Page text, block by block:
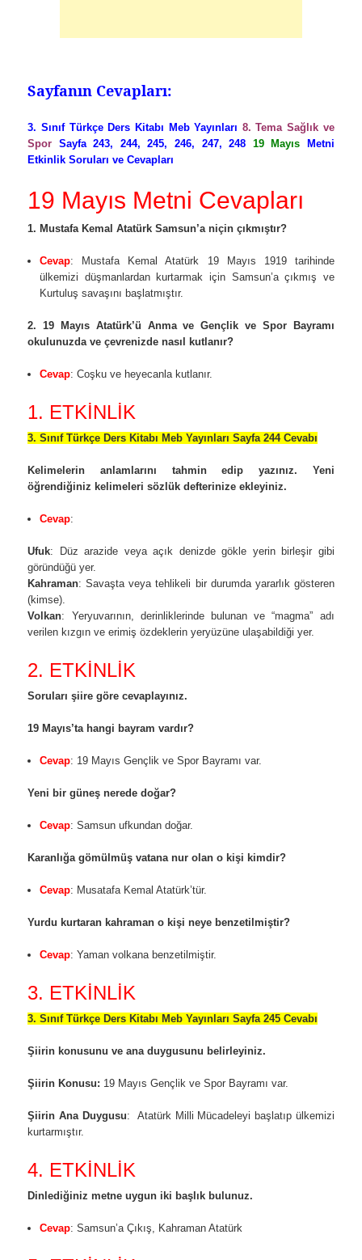
Sayfanın Cevapları:
3. Sınıf Türkçe Ders Kitabı Meb Yayınları 8. Tema Sağlık ve
Spor Sayfa 243, 244, 245, 246, 247, 248 19 Mayıs Metni
Etkinlik Soruları ve Cevapları
19 Mayıs Metni Cevapları
1. Mustafa Kemal Atatürk Samsun’a niçin çıkmıştır?
Cevap: Mustafa Kemal Atatürk 19 Mayıs 1919 tarihinde
ülkemizi düşmanlardan kurtarmak için Samsun’a çıkmış ve
Kurtuluş savaşını başlatmıştır.
2. 19 Mayıs Atatürk’ü Anma ve Gençlik ve Spor Bayramı
okulunuzda ve çevrenizde nasıl kutlanır?
Cevap: Coşku ve heyecanla kutlanır.
1. ETKİNLİK
3. Sınıf Türkçe Ders Kitabı Meb Yayınları Sayfa 244 Cevabı
Kelimelerin anlamlarını tahmin edip yazınız. Yeni
öğrendiğiniz kelimeleri sözlük defterinize ekleyiniz.
Cevap:
Ufuk: Düz arazide veya açık denizde gökle yerin birleşir gibi
göründüğü yer.
Kahraman: Savaşta veya tehlikeli bir durumda yararlık gösteren
(kimse).
Volkan: Yeryuvarının, derinliklerinde bulunan ve “magma” adı
verilen kızgın ve erimiş özdeklerin yeryüzüne ulaşabildiği yer.
2. ETKİNLİK
Soruları şiire göre cevaplayınız.
19 Mayıs’ta hangi bayram vardır?
Cevap: 19 Mayıs Gençlik ve Spor Bayramı var.
Yeni bir güneş nerede doğar?
Cevap: Samsun ufkundan doğar.
Karanlığa gömülmüş vatana nur olan o kişi kimdir?
Cevap: Musatafa Kemal Atatürk’tür.
Yurdu kurtaran kahraman o kişi neye benzetilmiştir?
Cevap: Yaman volkana benzetilmiştir.
3. ETKİNLİK
3. Sınıf Türkçe Ders Kitabı Meb Yayınları Sayfa 245 Cevabı
Şiirin konusunu ve ana duygusunu belirleyiniz.
Şiirin Konusu: 19 Mayıs Gençlik ve Spor Bayramı var.
Şiirin Ana Duygusu: Atatürk Milli Mücadeleyi başlatıp ülkemizi
kurtarmıştır.
4. ETKİNLİK
Dinlediğiniz metne uygun iki başlık bulunuz.
Cevap:Samsun’a Çıkış, Kahraman Atatürk